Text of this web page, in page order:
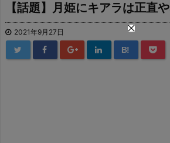
【話題】月姫にキアラは正直
2021年9月27日
B!